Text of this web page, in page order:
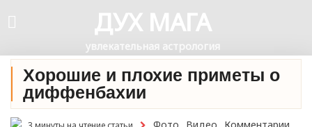
ДУХ МАГА
увлекательная астрология
Хорошие и плохие приметы о
диффенбахии